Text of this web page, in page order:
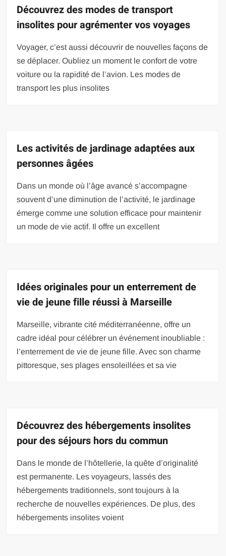
Découvrez des modes de transport
insolites pour agrémenter vos voyages
Voyager, c’est aussi découvrir de nouvelles façons de
se déplacer. Oubliez un moment le confort de votre
voiture ou la rapidité de l’avion. Les modes de
transport les plus insolites
Les activités de jardinage adaptées aux
personnes âgées
Dans un monde où l’âge avancé s’accompagne
souvent d’une diminution de l’activité, le jardinage
émerge comme une solution efficace pour maintenir
un mode de vie actif. Il offre un excellent
Idées originales pour un enterrement de
vie de jeune fille réussi à Marseille
Marseille, vibrante cité méditerranéenne, offre un
cadre idéal pour célébrer un événement inoubliable :
l’enterrement de vie de jeune fille. Avec son charme
pittoresque, ses plages ensoleillées et sa vie
Découvrez des hébergements insolites
pour des séjours hors du commun
Dans le monde de l’hôtellerie, la quête d’originalité
est permanente. Les voyageurs, lassés des
hébergements traditionnels, sont toujours à la
recherche de nouvelles expériences. De plus, des
hébergements insolites voient